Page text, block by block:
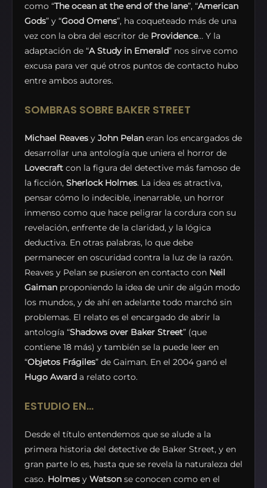
como “The ocean at the end of the lane”, “American
Gods” y “Good Omens”, ha coqueteado más de una
vez con la obra del escritor de Providence… Y la
adaptación de “A Study in Emerald” nos sirve como
excusa para ver qué otros puntos de contacto hubo
entre ambos autores.
SOMBRAS SOBRE BAKER STREET
Michael Reaves y John Pelan eran los encargados de
desarrollar una antología que uniera el horror de
Lovecraft con la figura del detective más famoso de
la ficción, Sherlock Holmes. La idea es atractiva,
pensar cómo lo indecible, inenarrable, un horror
inmenso como que hace peligrar la cordura con su
revelación, enfrente de la claridad, y la lógica
deductiva. En otras palabras, lo que debe
permanecer en oscuridad contra la luz de la razón.
Reaves y Pelan se pusieron en contacto con Neil
Gaiman proponiendo la idea de unir de algún modo
los mundos, y de ahí en adelante todo marchó sin
problemas. El relato es el encargado de abrir la
antología “Shadows over Baker Street” (que
contiene 18 más) y también se la puede leer en
“Objetos Frágiles” de Gaiman. En el 2004 ganó el
Hugo Award a relato corto.
ESTUDIO EN…
Desde el título entendemos que se alude a la
primera historia del detective de Baker Street, y en
gran parte lo es, hasta que se revela la naturaleza del
caso. Holmes y Watson se conocen como en el